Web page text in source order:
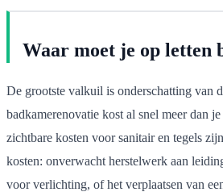
Waar moet je op letten
De grootste valkuil is onderschatting van
badkamerenovatie kost al snel meer dan
zichtbare kosten voor sanitair en tegels
kosten: onverwacht herstelwerk aan
voor verlichting, of het verplaatsen van